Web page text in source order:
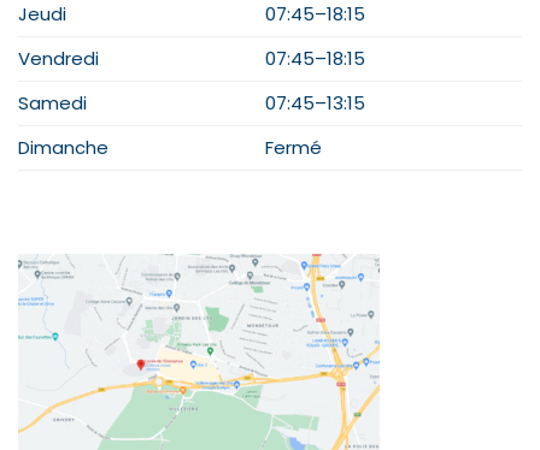
Jeudi
07:45–18:15
Vendredi
07:45–18:15
Samedi
07:45–13:15
Dimanche
Fermé